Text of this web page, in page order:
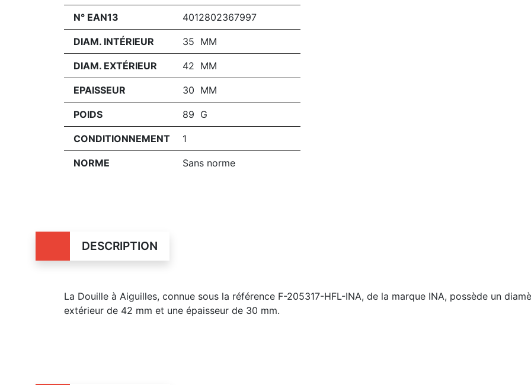
N° EAN13 4012802367997
DIAM. INTÉRIEUR 35 MM
DIAM. EXTÉRIEUR 42 MM
EPAISSEUR 30 MM
POIDS 89 G
CONDITIONNEMENT 1
NORME Sans norme
DESCRIPTION
La Douille à Aiguilles, connue sous la référence F-205317-HFL-INA, de la marque INA, possède un
extérieur de 42 mm et une épaisseur de 30 mm.